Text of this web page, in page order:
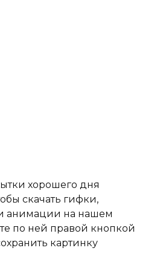
хорошего дня
скачать гифки,
анимации на нашем
по ней правой кнопкой
картинку